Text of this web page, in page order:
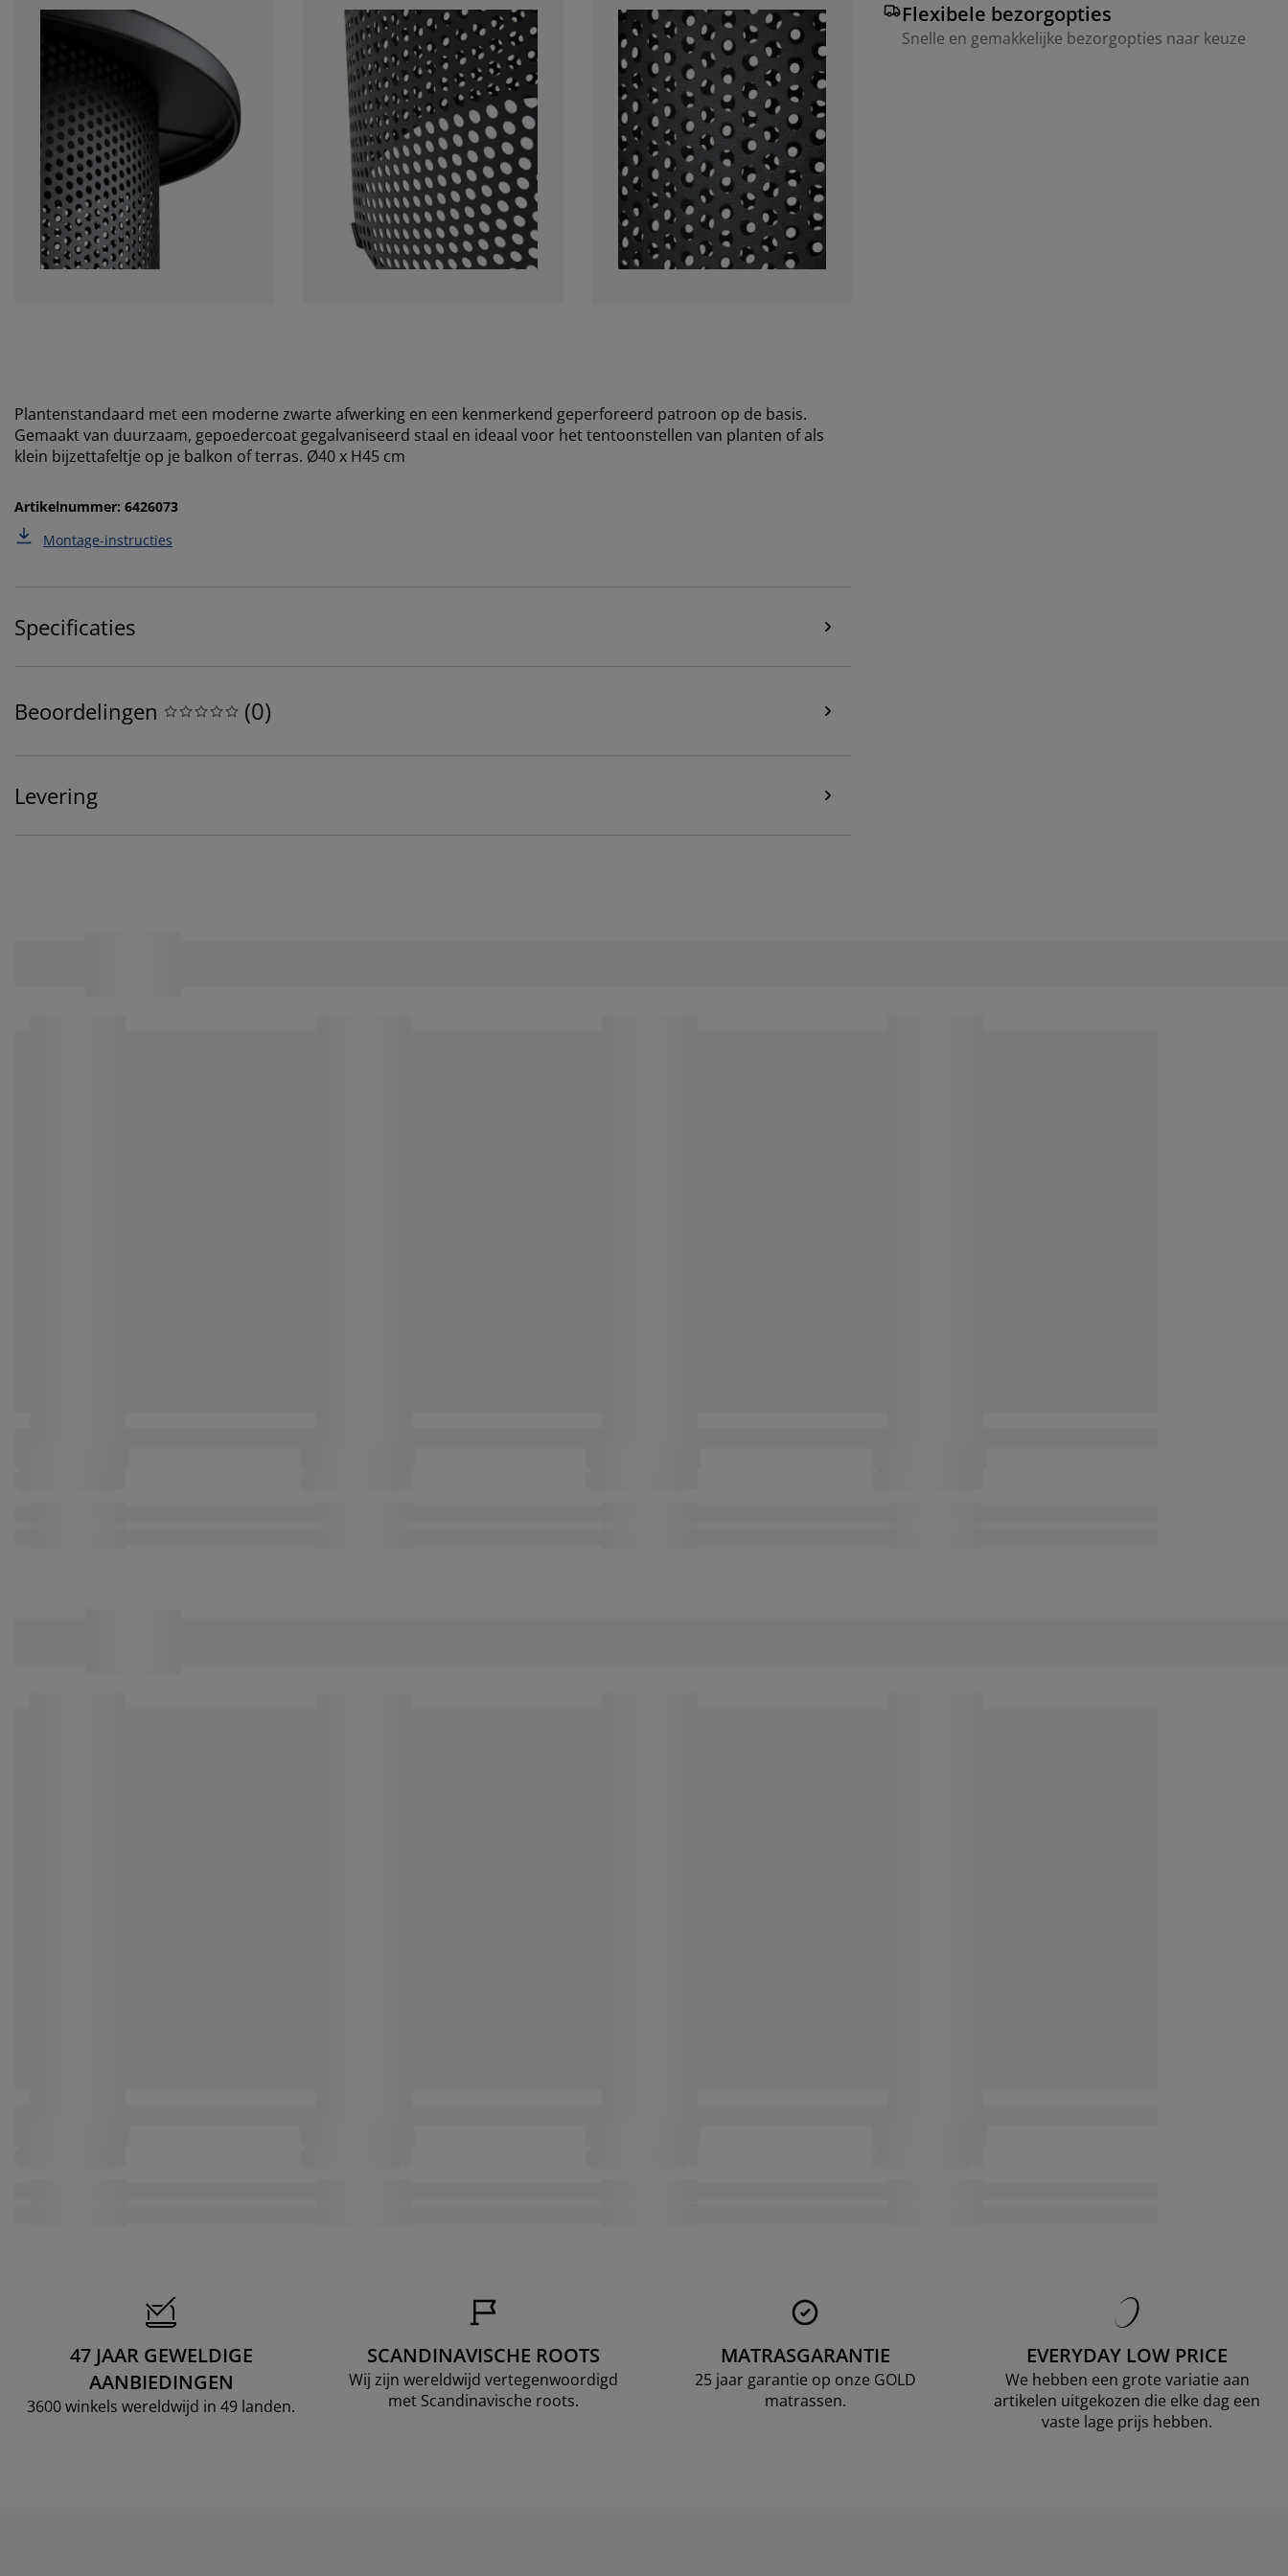
Flexibele bezorgopties
Snelle en gemakkelijke bezorgopties naar keuze
Plantenstandaard met een moderne zwarte afwerking en een kenmerkend geperforeerd patroon op de basis.
Gemaakt van duurzaam, gepoedercoat gegalvaniseerd staal en ideaal voor het tentoonstellen van planten of als
klein bijzettafeltje op je balkon of terras. Ø40 x H45 cm
Artikelnummer: 6426073
Montage-instructies
Specificaties
Beoordelingen (0)
Levering
47 JAAR GEWELDIGE
AANBIEDINGEN
3600 winkels wereldwijd in 49 landen.
SCANDINAVISCHE ROOTS
Wij zijn wereldwijd vertegenwoordigd
met Scandinavische roots.
MATRASGARANTIE
25 jaar garantie op onze GOLD
matrassen.
EVERYDAY LOW PRICE
We hebben een grote variatie aan
artikelen uitgekozen die elke dag een
vaste lage prijs hebben.